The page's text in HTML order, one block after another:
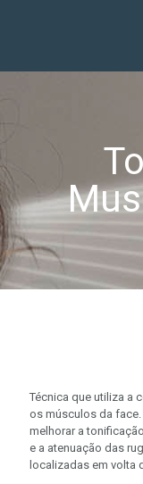
Técnica que utiliza a
os músculos da
melhorar a
e a atenuação das
localizadas em volta